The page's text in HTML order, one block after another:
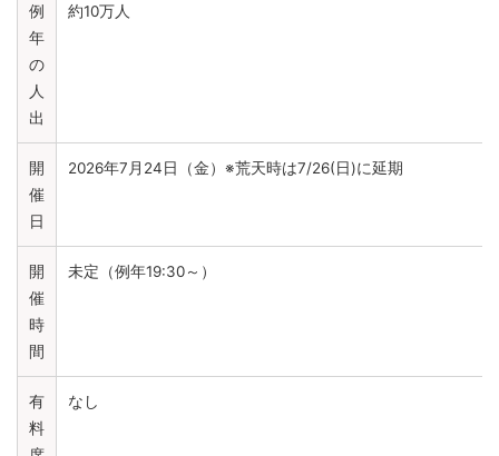
例
年
の
人
出
約10万人
開
催
日
2026年7月24日（金）※荒天時は7/26(日)に延期
開
催
時
間
未定（例年19:30～）
有
料
なし